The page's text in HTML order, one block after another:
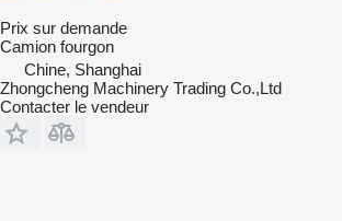
Prix sur demande
Camion fourgon
Chine, Shanghai
Zhongcheng Machinery Trading Co.,Ltd
Contacter le vendeur